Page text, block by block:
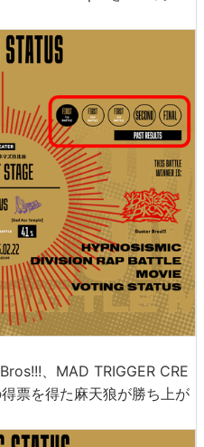
、MAD TRIGGER CRE
票を得た麻天狼が勝ち上が